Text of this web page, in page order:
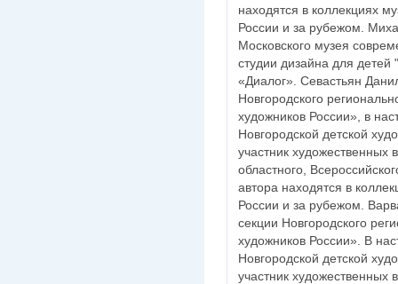
находятся в коллекциях
России и за рубежом.
Московского музея
студии дизайна для детей
«Диалог». Севастьян
Новгородского
художников России», в
Новгородской детской
участник художественных
областного,
автора находятся в
России и за рубежом.
секции Новгородского
художников России». В
Новгородской детской
участник художественных